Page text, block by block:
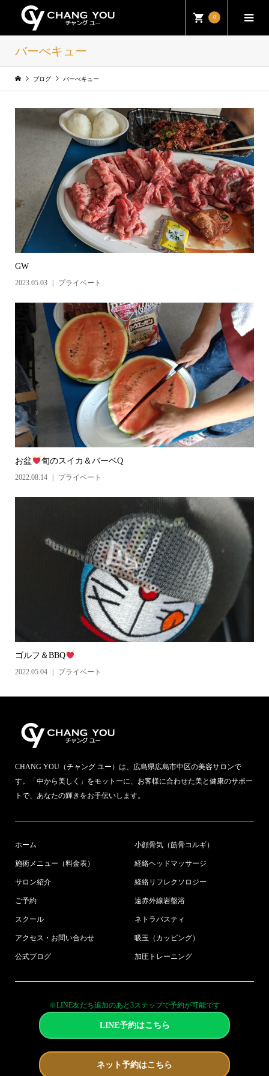
0
バーべキュー
ブログ バーべキュー
GW
2023.05.03 プライベート
お盆 旬のスイカ＆バーベQ
2022.08.14 プライベート
ゴルフ＆BBQ
2022.05.04 プライベート
CHANG YOU（チャング ユー）は、広島県広島市中区の美容サロンで
す。「中から美しく」をモットーに、お客様に合わせた美と健康のサポー
トで、あなたの輝きをお手伝いします。
ホーム
施術メニュー（料金表）
サロン紹介
ご予約
スクール
アクセス・お問い合わせ
公式ブログ
小顔骨気（筋骨コルギ）
経絡ヘッドマッサージ
経絡リフレクソロジー
遠赤外線岩盤浴
ネトラバスティ
吸玉（カッピング）
加圧トレーニング
※LINE友だち追加のあと3ステップで予約が可能です
LINE予約はこちら
ネット予約はこちら